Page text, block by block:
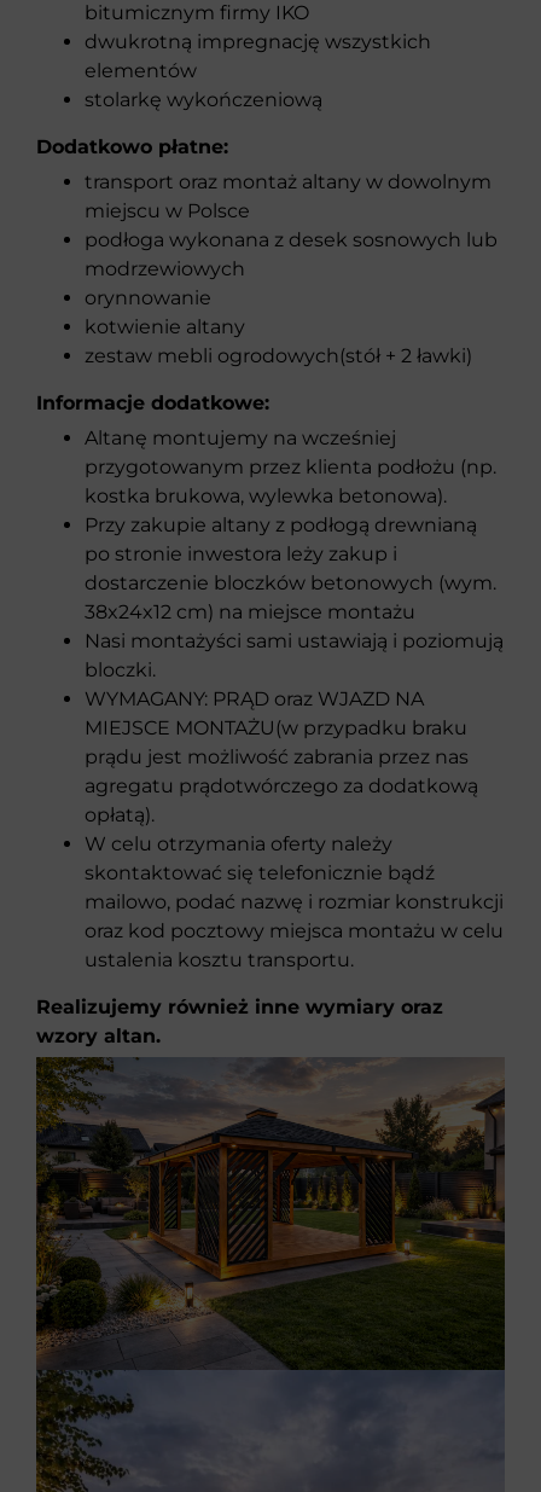
bitumicznym firmy IKO
dwukrotną impregnację wszystkich
elementów
stolarkę wykończeniową
Dodatkowo płatne:
transport oraz montaż altany w dowolnym
miejscu w Polsce
podłoga wykonana z desek sosnowych lub
modrzewiowych
orynnowanie
kotwienie altany
zestaw mebli ogrodowych(stół + 2 ławki)
Informacje dodatkowe:
Altanę montujemy na wcześniej
przygotowanym przez klienta podłożu (np.
kostka brukowa, wylewka betonowa).
Przy zakupie altany z podłogą drewnianą
po stronie inwestora leży zakup i
dostarczenie bloczków betonowych (wym.
38x24x12 cm) na miejsce montażu
Nasi montażyści sami ustawiają i poziomują
bloczki.
WYMAGANY: PRĄD oraz WJAZD NA
MIEJSCE MONTAŻU(w przypadku braku
prądu jest możliwość zabrania przez nas
agregatu prądotwórczego za dodatkową
opłatą).
W celu otrzymania oferty należy
skontaktować się telefonicznie bądź
mailowo, podać nazwę i rozmiar konstrukcji
oraz kod pocztowy miejsca montażu w celu
ustalenia kosztu transportu.
Realizujemy również inne wymiary oraz
wzory altan.